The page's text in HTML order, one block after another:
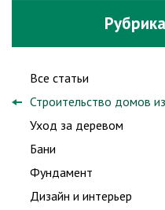
Все статьи
Строительство домов
Уход за деревом
Бани
Фундамент
Дизайн и интерьер